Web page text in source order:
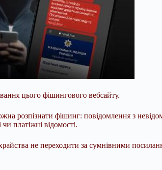
цього фішингового вебсайту.
розпізнати фішинг: повідомлення з
платіжні відомості.
не переходити за сумнівними